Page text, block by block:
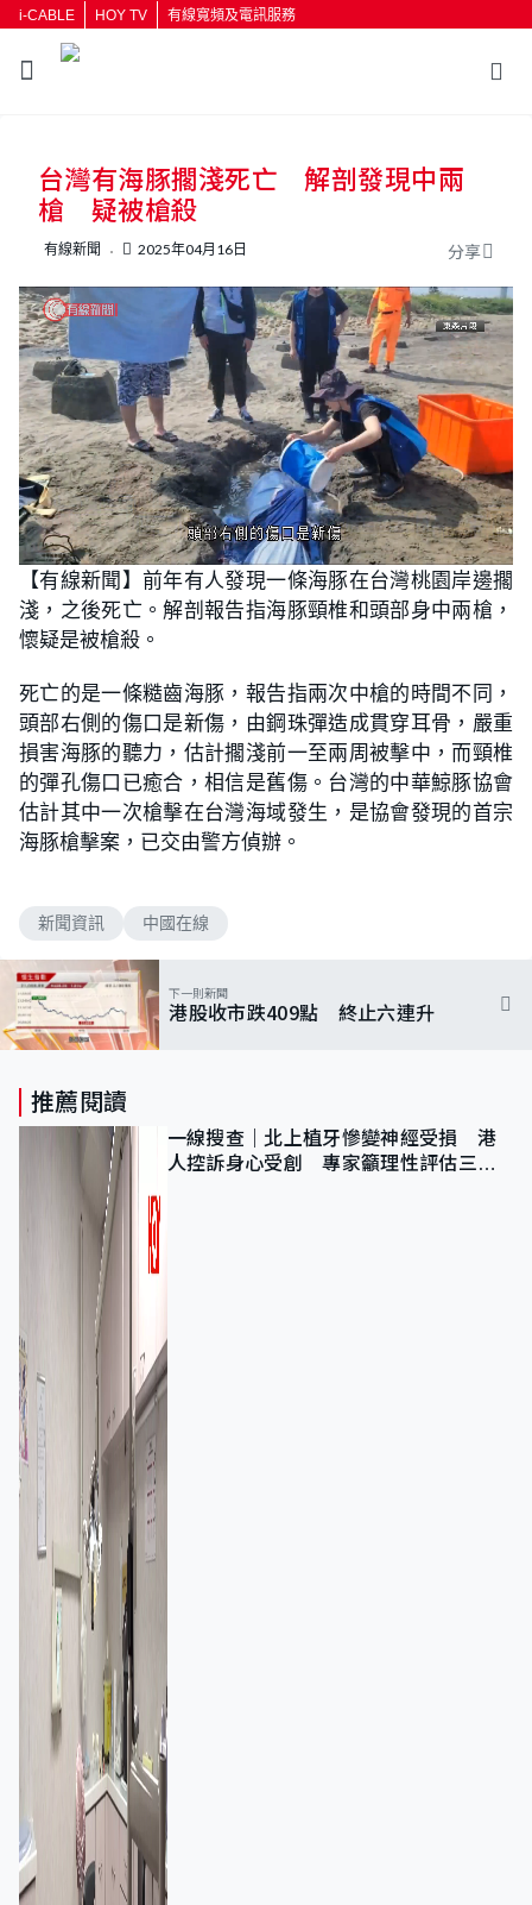
i-CABLE HOY TV 有線寬頻及電訊服務
按輸入鍵開始搜尋
台灣有海豚擱淺死亡 解剖發現中兩
槍 疑被槍殺
有線新聞 2025年04月16日 分享
U
n
m
t
e
L
o
a
d
e
d
4
9
%
【有線新聞】前年有人發現一條海豚在台灣桃園岸邊擱
淺，之後死亡。解剖報告指海豚頸椎和頭部身中兩槍，
懷疑是被槍殺。
死亡的是一條糙齒海豚，報告指兩次中槍的時間不同，
頭部右側的傷口是新傷，由鋼珠彈造成貫穿耳骨，嚴重
損害海豚的聽力，估計擱淺前一至兩周被擊中，而頸椎
的彈孔傷口已癒合，相信是舊傷。台灣的中華鯨豚協會
估計其中一次槍擊在台灣海域發生，是協會發現的首宗
海豚槍擊案，已交由警方偵辦。
新聞資訊 中國在線
下一則新聞
港股收市跌409點 終止六連升
推薦閱讀
一線搜查｜北上植牙慘變神經受損 港
人控訴身心受創 專家籲理性評估三大